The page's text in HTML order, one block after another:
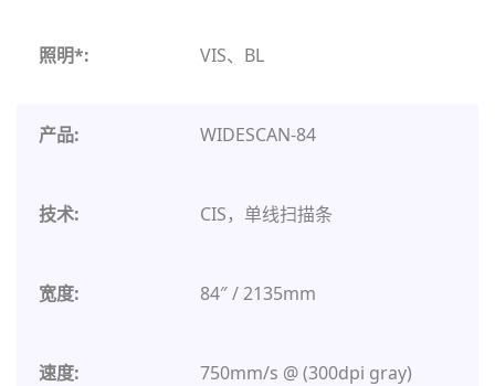
VIS、BL
WIDESCAN-84
CIS，单线扫描条
84″ / 2135mm
750mm/s @ (300dpi gray)